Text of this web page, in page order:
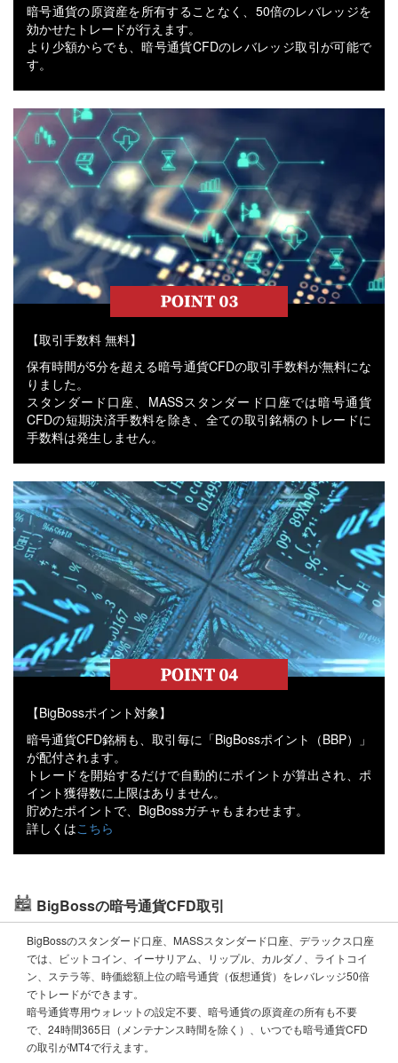
暗号通貨の原資産を所有することなく、50倍のレバレッジを
効かせたトレードが行えます。
より少額からでも、暗号通貨CFDのレバレッジ取引が可能で
す。
【取引手数料 無料】
保有時間が5分を超える暗号通貨CFDの取引手数料が無料にな
りました。
スタンダード口座、MASSスタンダード口座では暗号通貨
CFDの短期決済手数料を除き、全ての取引銘柄のトレードに
手数料は発生しません。
【BigBossポイント対象】
暗号通貨CFD銘柄も、取引毎に「BigBossポイント（BBP）」
が配付されます。
トレードを開始するだけで自動的にポイントが算出され、ポ
イント獲得数に上限はありません。
貯めたポイントで、BigBossガチャもまわせます。
詳しくはこちら
BigBossの暗号通貨CFD取引
BigBossのスタンダード口座、MASSスタンダード口座、デラックス口座
では、ビットコイン、イーサリアム、リップル、カルダノ、ライトコイ
ン、ステラ等、時価総額上位の暗号通貨（仮想通貨）をレバレッジ50倍
でトレードができます。
暗号通貨専用ウォレットの設定不要、暗号通貨の原資産の所有も不要
で、24時間365日（メンテナンス時間を除く）、いつでも暗号通貨CFD
の取引がMT4で行えます。